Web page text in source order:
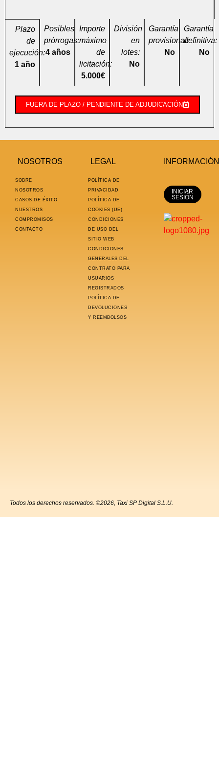
Plazo
de
ejecución:
1 año
Posibles
prórrogas:
4 años
Importe
máximo
de
licitación:
5.000€
División
en
lotes:
No
Garantía
provisional:
No
Garantía
definitiva:
No
FUERA DE PLAZO / PENDIENTE DE ADJUDICACIÓN
NOSOTROS
SOBRE
NOSOTROS
CASOS DE ÉXITO
NUESTROS
COMPROMISOS
CONTACTO
LEGAL
POLÍTICA DE
PRIVACIDAD
POLÍTICA DE
COOKIES (UE)
CONDICIONES
DE USO DEL
SITIO WEB
CONDICIONES
GENERALES DEL
CONTRATO PARA
USUARIOS
REGISTRADOS
POLÍTICA DE
DEVOLUCIONES
Y REEMBOLSOS
INFORMACIÓN
INICIAR
SESIÓN
Todos los derechos reservados. ©2026, Taxi SP Digital S.L.U.